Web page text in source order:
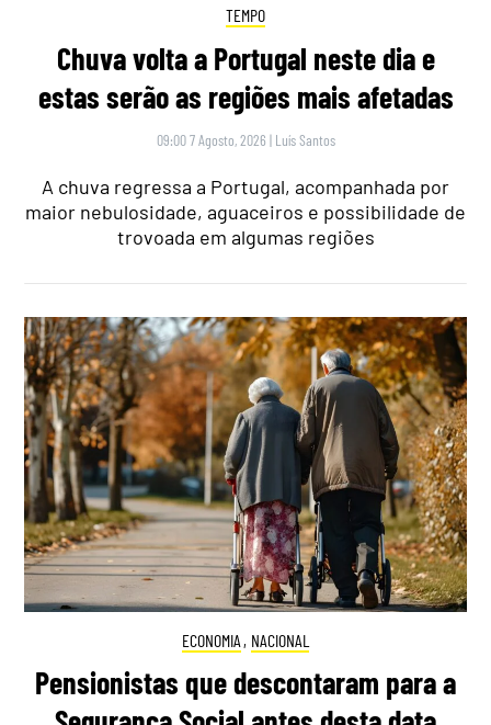
TEMPO
Chuva volta a Portugal neste dia e
estas serão as regiões mais afetadas
09:00 7 Agosto, 2026 | Luís Santos
A chuva regressa a Portugal, acompanhada por
maior nebulosidade, aguaceiros e possibilidade de
trovoada em algumas regiões
ECONOMIA , NACIONAL
Pensionistas que descontaram para a